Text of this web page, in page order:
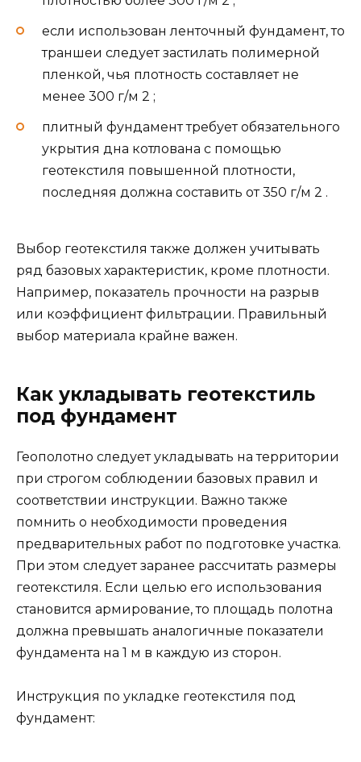
если использован ленточный фундамент, то
траншеи следует застилать полимерной
пленкой, чья плотность составляет не
менее 300 г/м 2 ;
плитный фундамент требует обязательного
укрытия дна котлована с помощью
геотекстиля повышенной плотности,
последняя должна составить от 350 г/м 2 .
Выбор геотекстиля также должен учитывать
ряд базовых характеристик, кроме плотности.
Например, показатель прочности на разрыв
или коэффициент фильтрации. Правильный
выбор материала крайне важен.
Как укладывать геотекстиль
под фундамент
Геополотно следует укладывать на территории
при строгом соблюдении базовых правил и
соответствии инструкции. Важно также
помнить о необходимости проведения
предварительных работ по подготовке участка.
При этом следует заранее рассчитать размеры
геотекстиля. Если целью его использования
становится армирование, то площадь полотна
должна превышать аналогичные показатели
фундамента на 1 м в каждую из сторон.
Инструкция по укладке геотекстиля под
фундамент: